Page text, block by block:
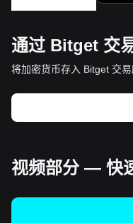
通过 Bitget 交
将加密货币存入 Bitget 交
视频部分 — 快